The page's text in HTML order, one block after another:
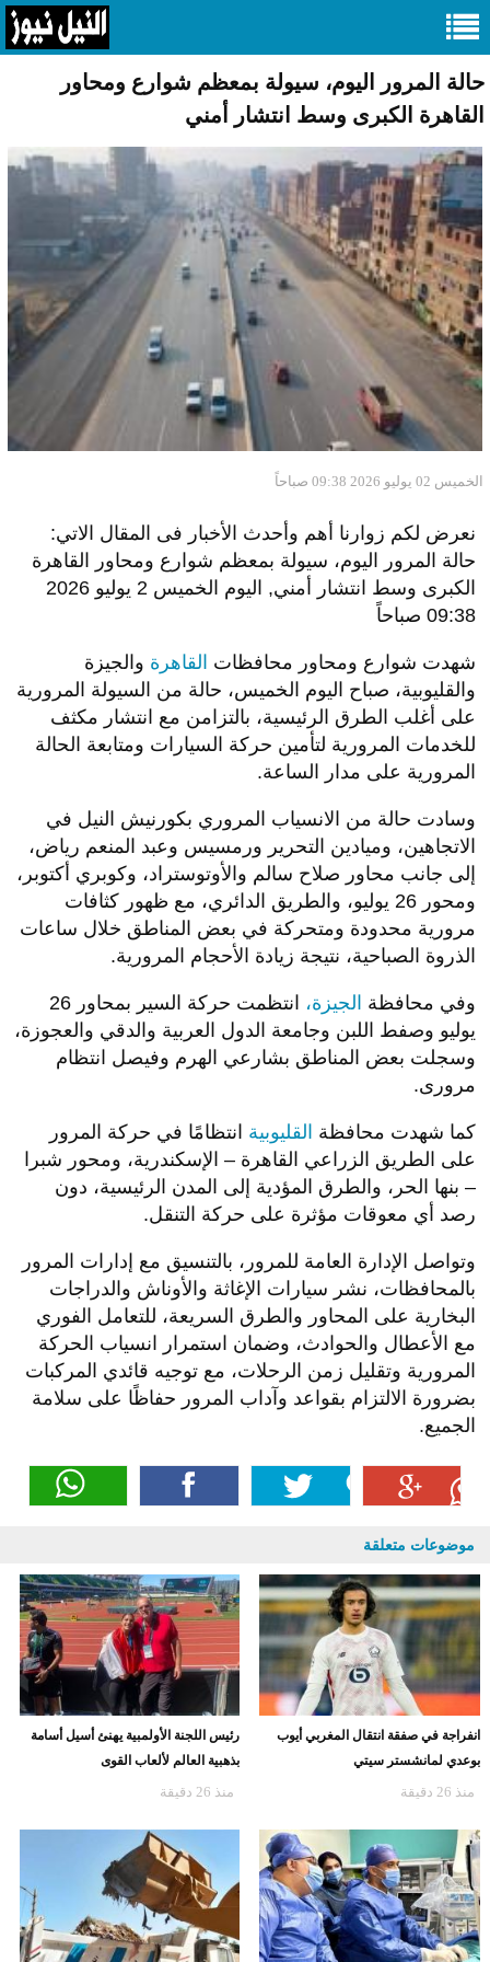
حالة المرور اليوم، سيولة بمعظم شوارع ومحاور
القاهرة الكبرى وسط انتشار أمني
الخميس 02 يوليو 2026 09:38 صباحاً
نعرض لكم زوارنا أهم وأحدث الأخبار فى المقال الاتي:
حالة المرور اليوم، سيولة بمعظم شوارع ومحاور القاهرة
الكبرى وسط انتشار أمني, اليوم الخميس 2 يوليو 2026
09:38 صباحاً
شهدت شوارع ومحاور محافظات القاهرة والجيزة
والقليوبية، صباح اليوم الخميس، حالة من السيولة المرورية
على أغلب الطرق الرئيسية، بالتزامن مع انتشار مكثف
للخدمات المرورية لتأمين حركة السيارات ومتابعة الحالة
المرورية على مدار الساعة.
وسادت حالة من الانسياب المروري بكورنيش النيل في
الاتجاهين، وميادين التحرير ورمسيس وعبد المنعم رياض،
إلى جانب محاور صلاح سالم والأوتوستراد، وكوبري أكتوبر،
ومحور 26 يوليو، والطريق الدائري، مع ظهور كثافات
مرورية محدودة ومتحركة في بعض المناطق خلال ساعات
الذروة الصباحية، نتيجة زيادة الأحجام المرورية.
وفي محافظة الجيزة،
انتظمت حركة السير بمحاور 26
يوليو وصفط اللبن وجامعة الدول العربية والدقي والعجوزة،
وسجلت بعض المناطق بشارعي الهرم وفيصل انتظام
مرورى.
كما شهدت محافظة القليوبية انتظامًا في حركة المرور
على الطريق الزراعي القاهرة – الإسكندرية، ومحور شبرا
– بنها الحر، والطرق المؤدية إلى المدن الرئيسية، دون
رصد أي معوقات مؤثرة على حركة التنقل.
وتواصل الإدارة العامة للمرور، بالتنسيق مع إدارات المرور
بالمحافظات، نشر سيارات الإغاثة والأوناش والدراجات
البخارية على المحاور والطرق السريعة، للتعامل الفوري
مع الأعطال والحوادث، وضمان استمرار انسياب الحركة
المرورية وتقليل زمن الرحلات، مع توجيه قائدي المركبات
بضرورة الالتزام بقواعد وآداب المرور حفاظًا على سلامة
الجميع.
موضوعات متعلقة
انفراجة في صفقة انتقال المغربي أيوب
بوعدي لمانشستر سيتي
منذ 26 دقيقة
رئيس اللجنة الأولمبية يهنئ أسيل أسامة
بذهبية العالم لألعاب القوى
منذ 26 دقيقة